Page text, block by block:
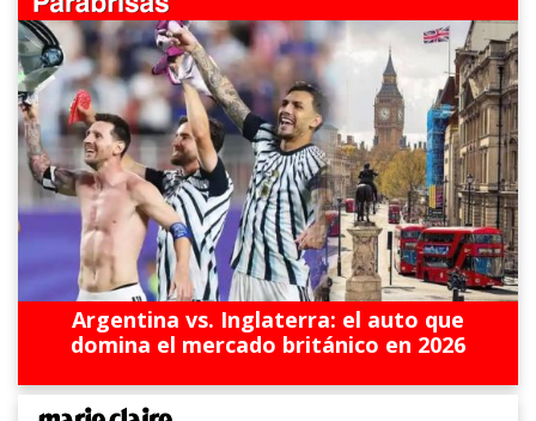
Argentina vs. Inglaterra: el auto que
domina el mercado británico en 2026